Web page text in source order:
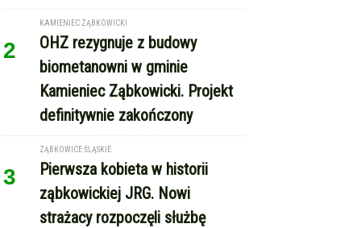
2
KAMIENIEC ZĄBKOWICKI
OHZ rezygnuje z budowy
biometanowni w gminie
Kamieniec Ząbkowicki. Projekt
definitywnie zakończony
3
ZĄBKOWICE ŚLĄSKIE
Pierwsza kobieta w historii
ząbkowickiej JRG. Nowi
strażacy rozpoczęli służbę